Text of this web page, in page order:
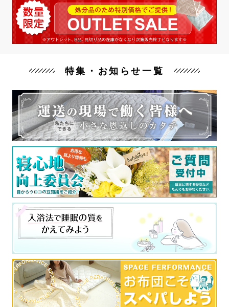
特集・お知らせ一覧